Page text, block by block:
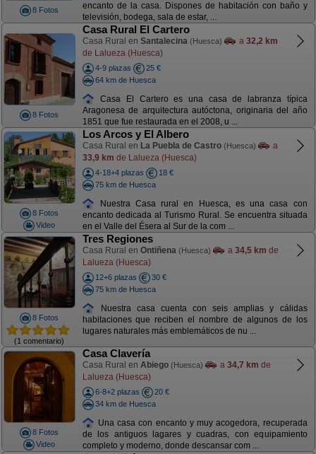
8 Fotos
encanto de la casa. Dispones de habitación con baño y
televisión, bodega, sala de estar, ...
8 Fotos
Casa Rural El Cartero
Casa Rural en Santalecina (Huesca) a 32,2 km
de Lalueza (Huesca)
4-9 plazas
25 €
64 km de Huesca
Casa El Cartero es una casa de labranza típica
Aragonesa de arquitectura autóctona, originaria del año
1851 que fue restaurada en el 2008, u ...
8 Fotos
Video
Los Arcos y El Albero
Casa Rural en La Puebla de Castro (Huesca)
a
33,9 km de Lalueza (Huesca)
4-18+4 plazas
18 €
75 km de Huesca
Nuestra Casa rural en Huesca, es una casa con
encanto dedicada al Turismo Rural. Se encuentra situada
en el Valle del Ésera al Sur de la com ...
8 Fotos
(1 comentario)
Tres Regiones
Casa Rural en Ontiñena (Huesca) a 34,5 km de
Lalueza (Huesca)
12+6 plazas
30 €
75 km de Huesca
Nuestra casa cuenta con seis amplias y cálidas
habitaciones que reciben el nombre de algunos de los
lugares naturales más emblemáticos de nu ...
8 Fotos
Video
Casa Clavería
Casa Rural en Abiego (Huesca) a 34,7 km de
Lalueza (Huesca)
6-8+2 plazas
20 €
34 km de Huesca
Una casa con encanto y muy acogedora, recuperada
de los antiguos lagares y cuadras, con equipamiento
completo y moderno, donde descansar com ...